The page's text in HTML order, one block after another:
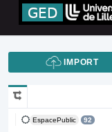
EspacePublic 92